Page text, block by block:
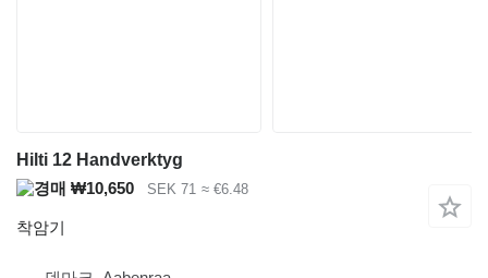
Hilti 12 Handverktyg
₩10,650
SEK 71 ≈ €6.48
착암기